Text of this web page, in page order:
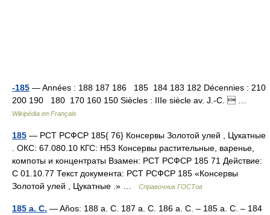
-185 — Années : 188 187 186 185 184 183 182 Décennies : 210
200 190 180 170 160 150 Siècles : IIIe siècle av. J.‑C.  …
Wikipédia en Français
185 — РСТ РСФСР 185{ 76} Консервы Золотой улей , Цукатные
. ОКС: 67.080.10 КГС: Н53 Консервы растительные, варенье,
компоты и концентраты Взамен: РСТ РСФСР 185 71 Действие:
С 01.10.77 Текст документа: РСТ РСФСР 185 «Консервы
Золотой улей , Цукатные .» …
Справочник ГОСТов
185 a. C. — Años: 188 a. C. 187 a. C. 186 a. C. – 185 a. C. – 184